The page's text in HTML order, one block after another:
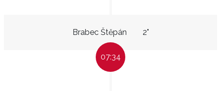
Brabec Štěpán 2"
07:34